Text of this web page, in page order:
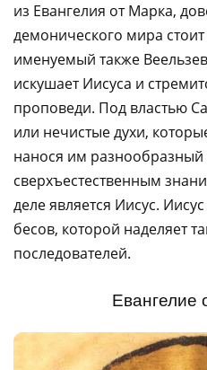
из Евангелия от Марка,
демонического мира
именуемый также
искушает Иисуса и
проповеди. Под властью
или нечистые духи,
нанося им
сверхъестественным
деле является Иисус.
бесов, которой наделяет
последователей.
Евангелие